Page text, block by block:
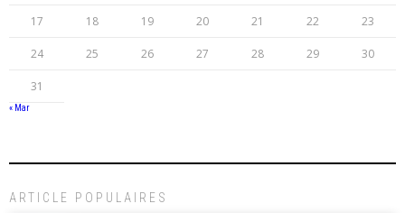
17 18 19 20 21 22 23
24 25 26 27 28 29 30
31
« Mar
ARTICLE POPULAIRES